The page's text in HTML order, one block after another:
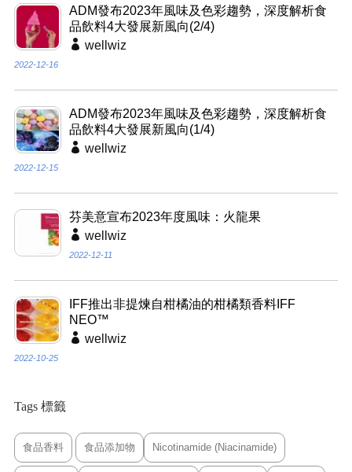
ADM發布2023年風味及色彩趨勢，深度解析食
品飲料4大發展新風向(2/4)
wellwiz
2022-12-16
ADM發布2023年風味及色彩趨勢，深度解析食
品飲料4大發展新風向(1/4)
wellwiz
2022-12-15
芬美意宣布2023年度風味：火龍果
wellwiz
2022-12-11
IFF推出非提煉自柑橘油的柑橘類香料IFF
NEO™
wellwiz
2022-10-25
Tags 標籤
食品香料 食品添加物 Nicotinamide (Niacinamide)